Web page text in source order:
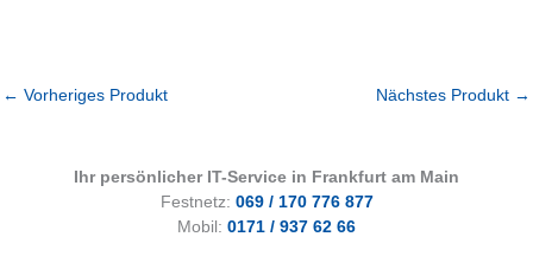
← Vorheriges Produkt Nächstes Produkt →
Ihr persönlicher IT-Service in Frankfurt am Main
Festnetz: 069 / 170 776 877
Mobil: 0171 / 937 62 66